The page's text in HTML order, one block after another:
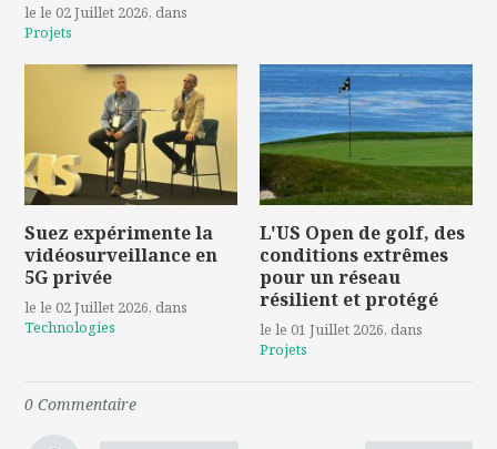
le le 02 Juillet 2026, dans
Projets
Suez expérimente la
vidéosurveillance en
5G privée
le le 02 Juillet 2026, dans
Technologies
L'US Open de golf, des
conditions extrêmes
pour un réseau
résilient et protégé
le le 01 Juillet 2026, dans
Projets
0 Commentaire